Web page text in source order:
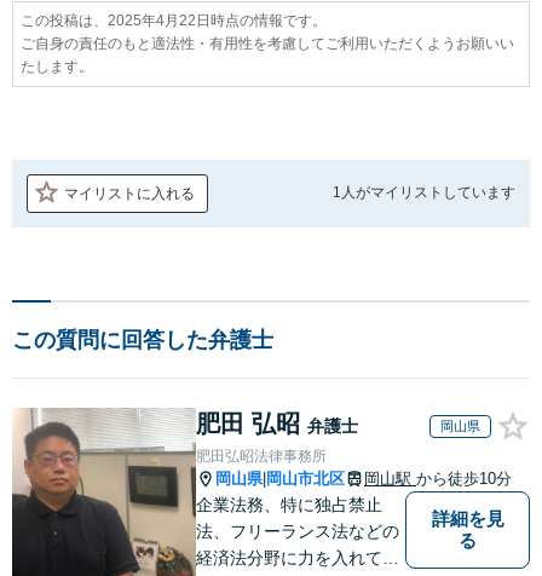
この投稿は、2025年4月22日時点の情報です。
ご自身の責任のもと適法性・有用性を考慮してご利用いただくようお願いい
たします。
マイリストに入れる 1人がマイリストしています
この質問に回答した弁護士
肥田 弘昭 弁護士 岡山県
肥田弘昭法律事務所
岡山県| 岡山市北区 岡山駅 から徒歩10分
企業法務、特に独占禁止
法、フリーランス法などの
経済法分野に力を入れてい
詳細を見
る